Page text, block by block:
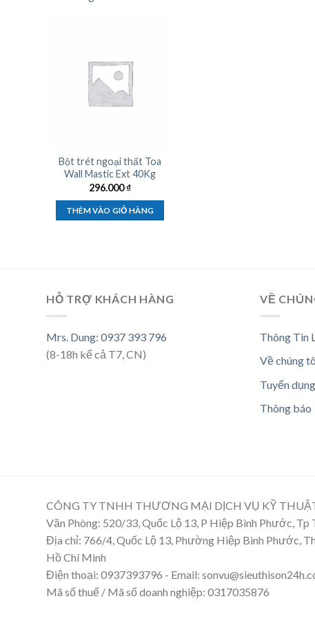
Bột trét ngoại thất Toa
Wall Mastic Ext 40Kg
296.000₫
THÊM VÀO GIỎ HÀNG
HỖ TRỢ KHÁCH HÀNG
Mrs. Dung: 0937 393 796
(8-18h kể cả T7, CN)
VỀ
Thông Tin
Về chúng
Tuyển dụng
Thông báo
CÔNG TY TNHH THƯƠNG MẠI DỊCH VỤ KỸ
Văn Phòng: 520/33, Quốc Lộ 13, P Hiệp Bình Phước,
Địa chỉ: 766/4, Quốc Lộ 13, Phường Hiệp Bình Phước,
Hồ Chí Minh
Điện thoại: 0937393796 - Email:
Mã số thuế / Mã số doanh nghiệp: 0317035876